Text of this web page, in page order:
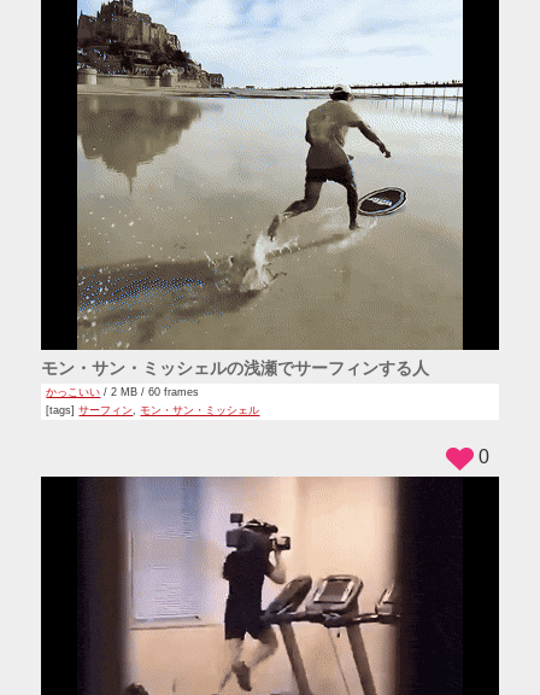
モン・サン・ミッシェルの浅瀬でサーフィンする人
かっこいい / 2 MB / 60 frames
[tags]サーフィン,モン・サン・ミッシェル
0